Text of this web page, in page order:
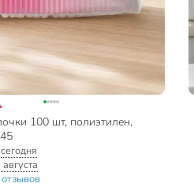
100 шт, полиэтилен,
сегодня
августа